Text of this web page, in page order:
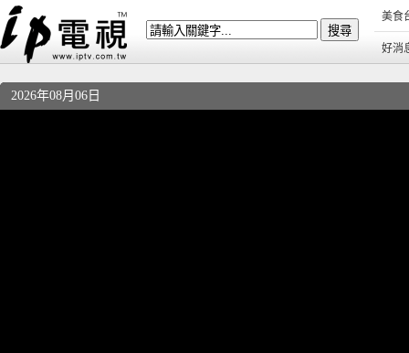
美食
好消
2026年08月06日